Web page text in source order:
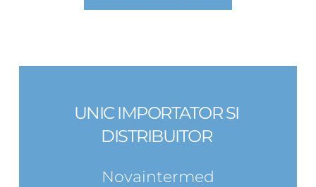
UNIC IMPORTATOR SI
DISTRIBUITOR
Novaintermed